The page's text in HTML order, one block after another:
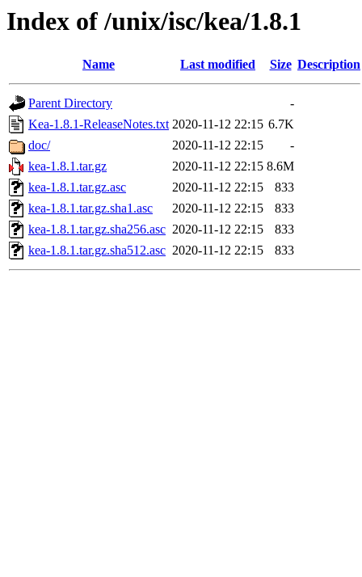
Index of /unix/isc/kea/1.8.1
Name Last modified Size Description
Parent Directory
-
Kea-1.8.1-ReleaseNotes.txt 2020-11-12 22:15 6.7K
doc/
2020-11-12 22:15
-
kea-1.8.1.tar.gz
2020-11-12 22:15 8.6M
kea-1.8.1.tar.gz.asc
2020-11-12 22:15
833
kea-1.8.1.tar.gz.sha1.asc
2020-11-12 22:15
833
kea-1.8.1.tar.gz.sha256.asc 2020-11-12 22:15
833
kea-1.8.1.tar.gz.sha512.asc 2020-11-12 22:15 833